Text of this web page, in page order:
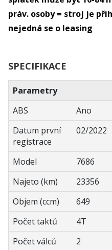
práv. osoby = stroj je
nejedná se o leasing
SPECIFIKACE
Parametry
ABS
Ano
Datum první
registrace
02/2022
Model
7686
Najeto (km)
23356
Objem (ccm)
649
Počet taktů
4T
Počet válců
2